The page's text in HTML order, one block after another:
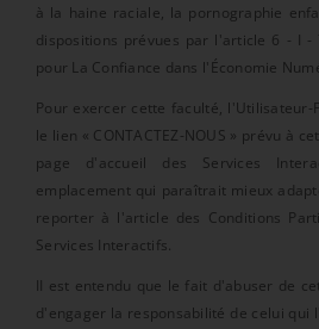
à la haine raciale, la pornographie
dispositions prévues par l'article 6 - I
pour La Confiance dans l'Économie
Pour exercer cette faculté,
le lien « CONTACTEZ-NOUS » prévu à
page d'accueil des Services
emplacement qui paraîtrait mieux
reporter à l'article des Conditions
Services Interactifs.
II est entendu que le fait d'abuser de
d'engager la responsabilité de celui qui